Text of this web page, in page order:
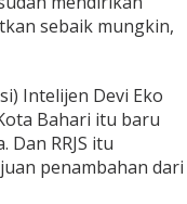
sebaik mungkin,
Intelijen Devi Eko
Bahari itu baru
Dan RRJS itu
penambahan dari